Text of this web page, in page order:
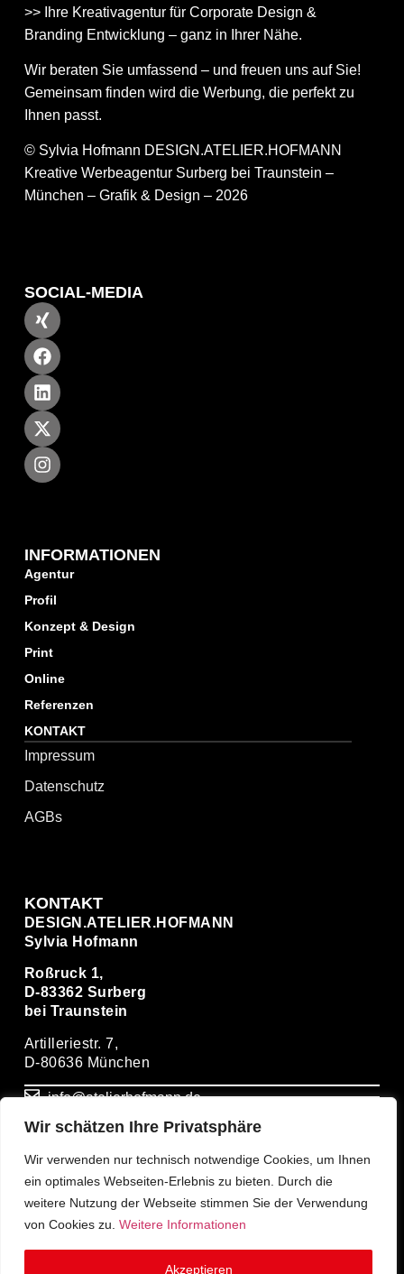
Wir schätzen Ihre Privatsphäre
Wir verwenden nur technisch notwendige Cookies, um Ihnen
ein optimales Webseiten-Erlebnis zu bieten. Durch die
weitere Nutzung der Webseite stimmen Sie der Verwendung
von Cookies zu. Weitere Informationen
Akzeptieren
>> Ihre Kreativagentur für Corporate Design &
Branding Entwicklung – ganz in Ihrer Nähe.
Wir beraten Sie umfassend – und freuen uns auf Sie!
Gemeinsam finden wird die Werbung, die perfekt zu
Ihnen passt.
© Sylvia Hofmann DESIGN.ATELIER.HOFMANN
Kreative Werbeagentur Surberg bei Traunstein –
München – Grafik & Design – 2026
INFORMATIONEN
Agentur
Profil
Konzept & Design
Print
Online
Referenzen
KONTAKT
Impressum
Datenschutz
AGBs
KONTAKT
DESIGN.ATELIER.HOFMANN
Sylvia Hofmann
Roßruck 1,
D-83362 Surberg
bei Traunstein
Artilleriestr. 7,
D-80636 München
info@atelierhofmann.de
+ 49(0)1714939399
SOCIAL-MEDIA